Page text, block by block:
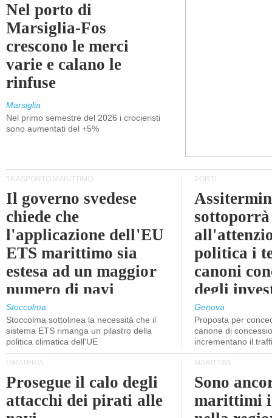
Nel porto di
Marsiglia-Fos
crescono le merci
varie e calano le
rinfuse
Marsiglia
Nel primo semestre del 2026 i crocieristi
sono aumentati del +5%
TRASPORTO MARITTIMO
Il governo svedese
chiede che
l'applicazione dell'EU
ETS marittimo sia
estesa ad un maggior
numero di navi
Stoccolma
Stoccolma sottolinea la necessità che il
sistema ETS rimanga un pilastro della
politica climatica dell'UE
PORTI
sottoporrà
politica i
canoni
degli
Genova
Proposta per
canone di
incrementano il
PIRATERIA
Prosegue il calo degli
attacchi dei pirati alle
MARITTIMI
Sono
marittimi